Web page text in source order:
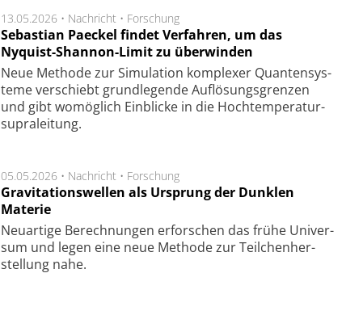
13.05.2026 • Nachricht • Forschung
Sebastian Paeckel findet Verfahren, um das
Nyquist-Shannon-Limit zu überwinden
Neue Methode zur Simu­la­tion kom­ple­xer Quan­ten­sys­
te­me ver­schiebt grund­le­gen­de Auf­lösungs­gren­zen
und gibt wo­mög­lich Ein­blicke in die Hoch­tempe­ra­tur­
supra­lei­tung.
05.05.2026 • Nachricht • Forschung
Gravitationswellen als Ursprung der Dunklen
Materie
Neu­artige Be­rech­nung­en er­for­schen das frü­he Uni­ver­
sum und legen eine neue Me­tho­de zur Teil­chen­her­
stel­lung nahe.